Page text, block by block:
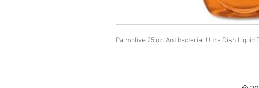
Palmolive 25 oz. Antibacterial Ultra Dish Liquid